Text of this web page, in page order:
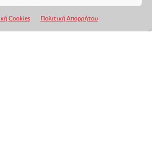
Cookies Πολιτική Απορρήτου